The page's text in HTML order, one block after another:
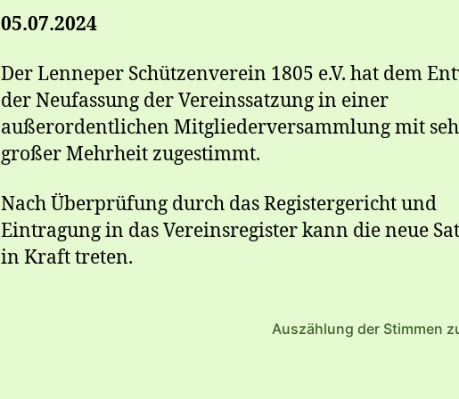
05.07.2024
Der Lenneper Schützenverein 1805 e.V. hat dem
der Neufassung der Vereinssatzung in einer
außerordentlichen Mitgliederversammlung mit
großer Mehrheit zugestimmt.
Nach Überprüfung durch das Registergericht und
Eintragung in das Vereinsregister kann die neue
in Kraft treten.
Auszählung der Stimmen